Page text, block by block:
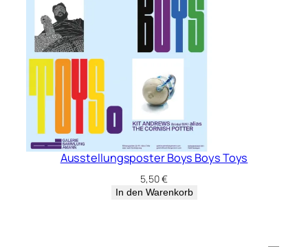
Ausstellungsposter Boys Boys Toys
5,50€
In den Warenkorb